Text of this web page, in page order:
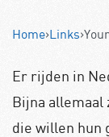
Home›Links›
Er rijden in
Bijna allemaal
die willen hun